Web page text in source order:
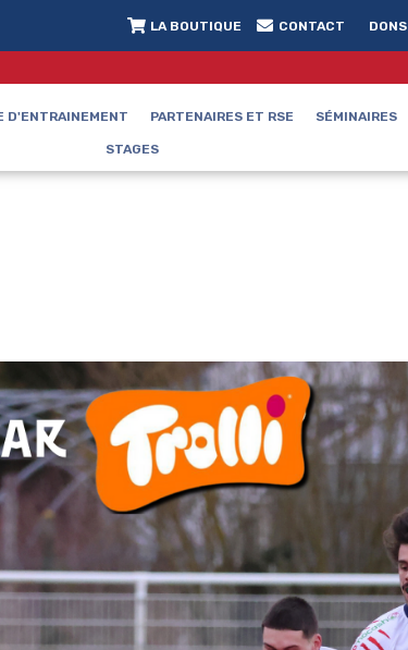
LA BOUTIQUE CONTACT DONS
D'ENTRAINEMENT PARTENAIRES ET RSE SÉMINAIRES
STAGES